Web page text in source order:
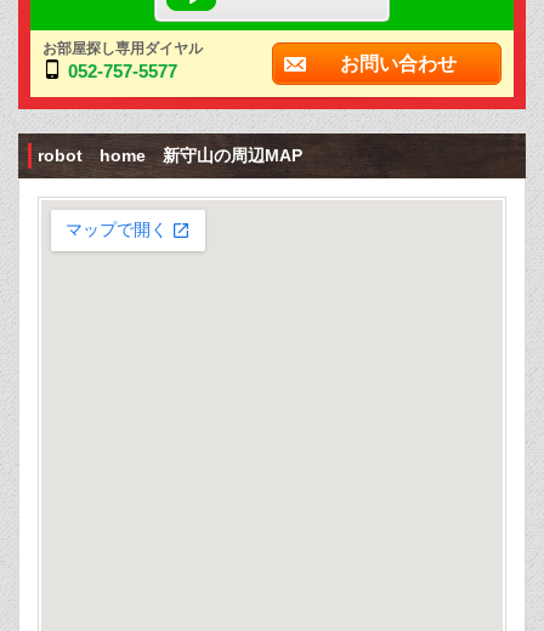
お部屋探し専用ダイヤル
052-757-5577 お問い合わせ
robot home 新守山の周辺MAP